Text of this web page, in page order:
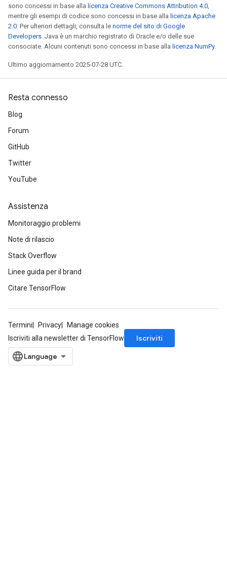
sono concessi in base alla licenza Creative Commons Attribution 4.0,
mentre gli esempi di codice sono concessi in base alla licenza Apache
2.0. Per ulteriori dettagli, consulta le norme del sito di Google
Developers. Java è un marchio registrato di Oracle e/o delle sue
consociate. Alcuni contenuti sono concessi in base alla licenza NumPy.
Ultimo aggiornamento 2025-07-28 UTC.
Resta connesso
Blog
Forum
GitHub
Twitter
YouTube
Assistenza
Monitoraggio problemi
Note di rilascio
Stack Overflow
Linee guida per il brand
Citare TensorFlow
Termini Privacy
Manage cookies
Iscriviti alla newsletter di TensorFlow
Iscriviti